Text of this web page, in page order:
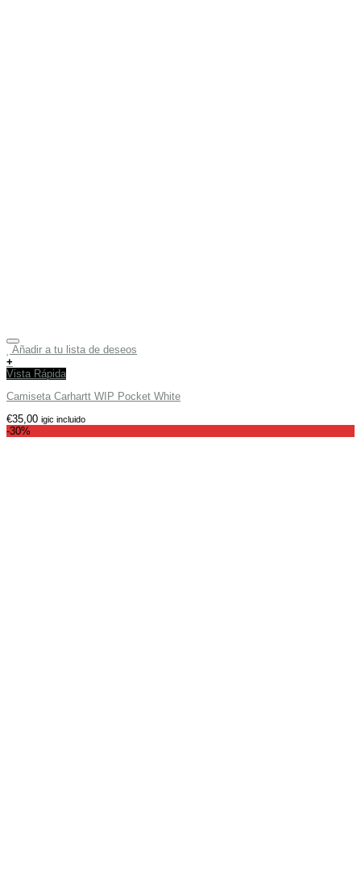
Añadir a tu lista de deseos
+
Vista Rápida
Camiseta Carhartt WIP Pocket White
€35,00 igic incluido
-30%